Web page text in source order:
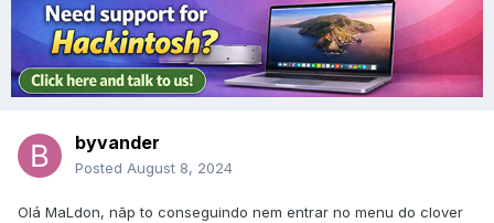
byvander
Posted August 8, 2024
Olá MaLdon, nãp to conseguindo nem entrar no menu do clover